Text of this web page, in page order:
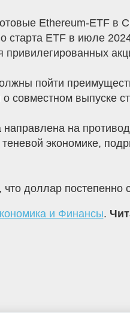
Ethereum-ETF в
старта ETF в июле
привилегированных
пойти
совместном выпуске
направлена на
теневой экономике,
что доллар постепенно
и Финансы.